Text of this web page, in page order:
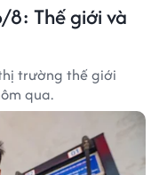
8: Thế giới và
trường thế giới
qua.